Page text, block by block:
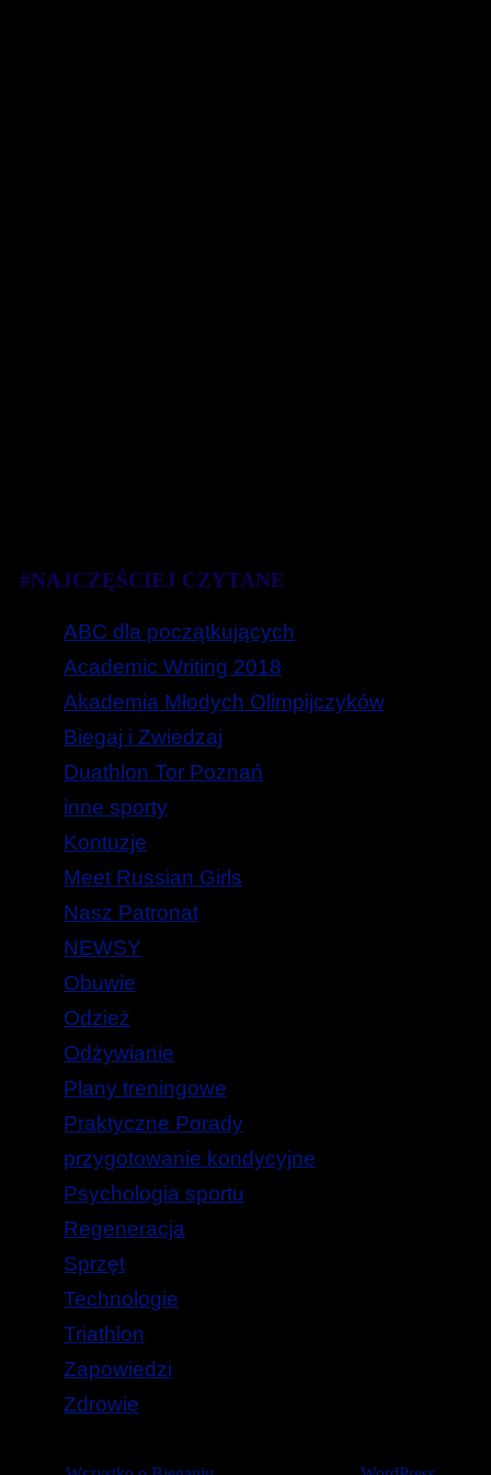
#NAJCZĘŚCIEJ CZYTANE
ABC dla początkujących
Academic Writing 2018
Akademia Młodych Olimpijczyków
Biegaj i Zwiedzaj
Duathlon Tor Poznań
inne sporty
Kontuzje
Meet Russian Girls
Nasz Patronat
NEWSY
Obuwie
Odzież
Odżywianie
Plany treningowe
Praktyczne Porady
przygotowanie kondycyjne
Psychologia sportu
Regeneracja
Sprzęt
Technologie
Triathlon
Zapowiedzi
Zdrowie